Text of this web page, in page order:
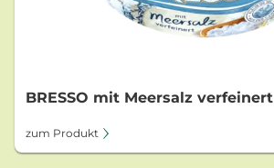
BRESSO mit Meersalz verfeinert
zum Produkt